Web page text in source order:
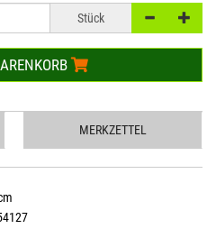
Stück
MERKZETTEL